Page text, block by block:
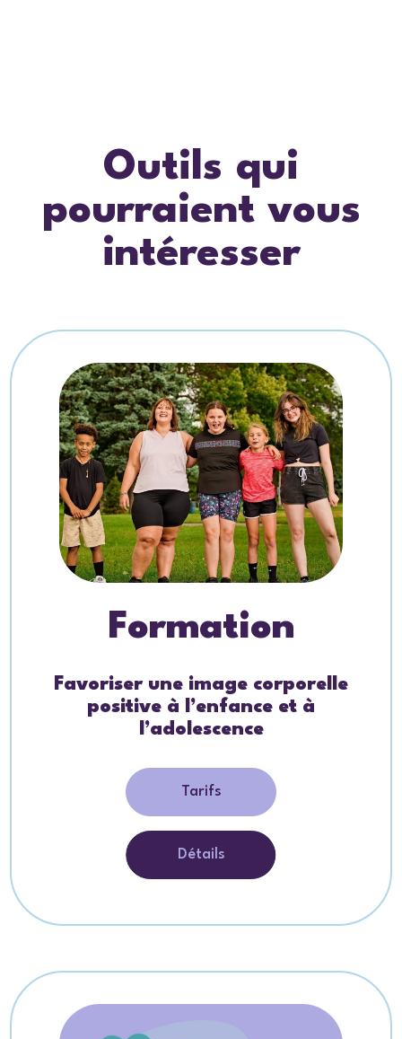
Outils qui
pourraient vous
intéresser
Formation
Favoriser une image corporelle
positive à l’enfance et à
l’adolescence
Tarifs
Détails